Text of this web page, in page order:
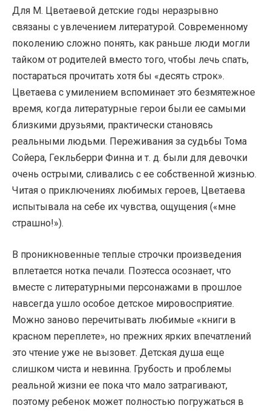
Для М. Цветаевой детские годы неразрывно
связаны с увлечением литературой. Современному
поколению сложно понять, как раньше люди могли
тайком от родителей вместо того, чтобы лечь спать,
постараться прочитать хотя бы «десять строк».
Цветаева с умилением вспоминает это безмятежное
время, когда литературные герои были ее самыми
близкими друзьями, практически становясь
реальными людьми. Переживания за судьбы Тома
Сойера, Гекльберри Финна и т. д. были для девочки
очень острыми, сливались с ее собственной жизнью.
Читая о приключениях любимых героев, Цветаева
испытывала на себе их чувства, ощущения («мне
страшно!»).
В проникновенные теплые строчки произведения
вплетается нотка печали. Поэтесса осознает, что
вместе с литературными персонажами в прошлое
навсегда ушло особое детское мировосприятие.
Можно заново перечитывать любимые «книги в
красном переплете», но прежних ярких впечатлений
это чтение уже не вызовет. Детская душа еще
слишком чиста и невинна. Грубость и проблемы
реальной жизни ее пока что мало затрагивают,
поэтому ребенок может полностью погружаться в